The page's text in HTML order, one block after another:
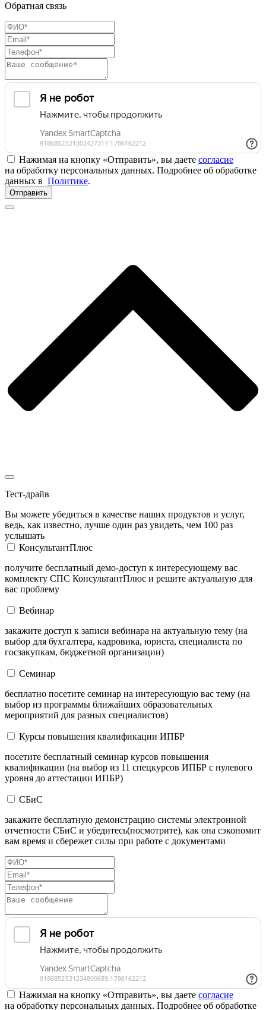
Обратная связь
Нажимая на кнопку «Отправить», вы даете согласие
на обработку персональных данных. Подробнее об обработке
данных в Политике.
Отправить
Тест-драйв
Вы можете убедиться в качестве наших продуктов и услуг,
ведь, как известно, лучше один раз увидеть, чем 100 раз
услышать
КонсультантПлюс
получите бесплатный демо-доступ к интересующему вас
комплекту СПС КонсультантПлюс и решите актуальную для
вас проблему
Вебинар
закажите доступ к записи вебинара на актуальную тему (на
выбор для бухгалтера, кадровика, юриста, специалиста по
госзакупкам, бюджетной организации)
Семинар
бесплатно посетите семинар на интересующую вас тему (на
выбор из программы ближайших образовательных
мероприятий для разных специалистов)
Курсы повышения квалификации ИПБР
посетите бесплатный семинар курсов повышения
квалификации (на выбор из 11 спецкурсов ИПБР с нулевого
уровня до аттестации ИПБР)
СБиС
закажите бесплатную демонстрацию системы электронной
отчетности СБиС и убедитесь(посмотрите), как она сэкономит
вам время и сбережет силы при работе с документами
Нажимая на кнопку «Отправить», вы даете согласие
на обработку персональных данных. Подробнее об обработке